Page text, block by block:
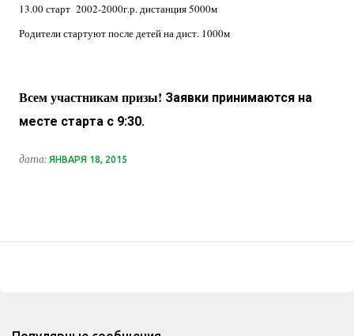
13.00 старт 2002-2000г.р. дистанция 5000м
Родители стартуют после детей на дист. 1000м
Всем участникам призы! Заявки принимаются на
месте старта с 9:30.
дата: ЯНВАРЯ 18, 2015